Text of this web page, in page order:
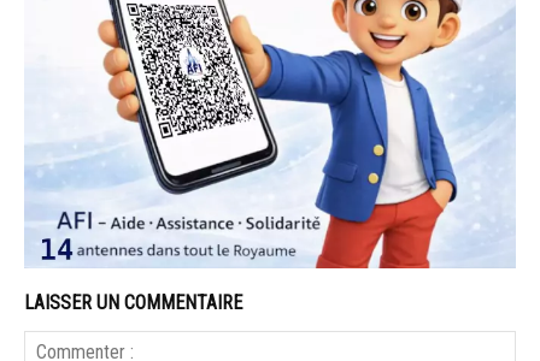
LAISSER UN COMMENTAIRE